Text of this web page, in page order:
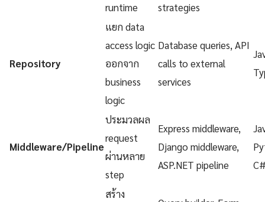
runtime
strategies
Repository
แยก data
access logic
ออกจาก
business
logic
Database queries, API
calls to external
services
Middleware/Pipeline
ประมวลผล
request
ผ่านหลาย
step
Express middleware,
Django middleware,
ASP.NET pipeline
สร้าง